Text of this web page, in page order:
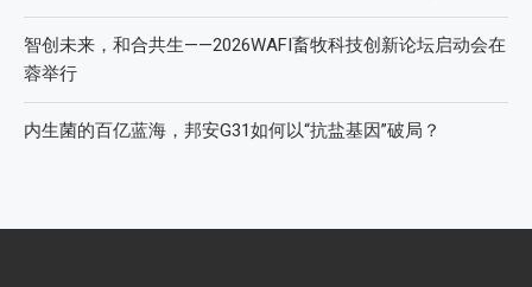
智创未来，和合共生——2026WAFI畜牧科技创新论坛启动会在
蓉举行
内生菌的百亿蓝海，邦安G31如何以“抗盐基因”破局？